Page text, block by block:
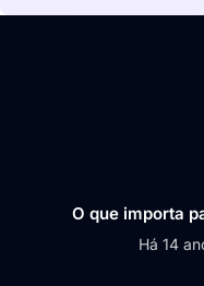
O que importa
Há 14